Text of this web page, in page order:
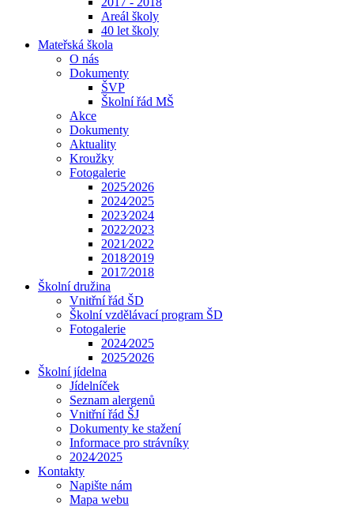
Areál školy
40 let školy
Mateřská škola
O nás
Dokumenty
ŠVP
Školní řád MŠ
Akce
Dokumenty
Aktuality
Kroužky
Fotogalerie
2025⁄2026
2024⁄2025
2023⁄2024
2022⁄2023
2021⁄2022
2018⁄2019
2017⁄2018
Školní družina
Vnitřní řád ŠD
Školní vzdělávací program ŠD
Fotogalerie
2024⁄2025
2025⁄2026
Školní jídelna
Jídelníček
Seznam alergenů
Vnitřní řád ŠJ
Dokumenty ke stažení
Informace pro strávníky
2024⁄2025
Kontakty
Napište nám
Mapa webu